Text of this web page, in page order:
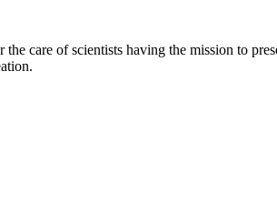
care of scientists having the mission to